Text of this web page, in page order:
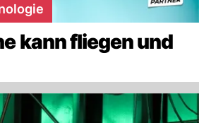
kann fliegen und